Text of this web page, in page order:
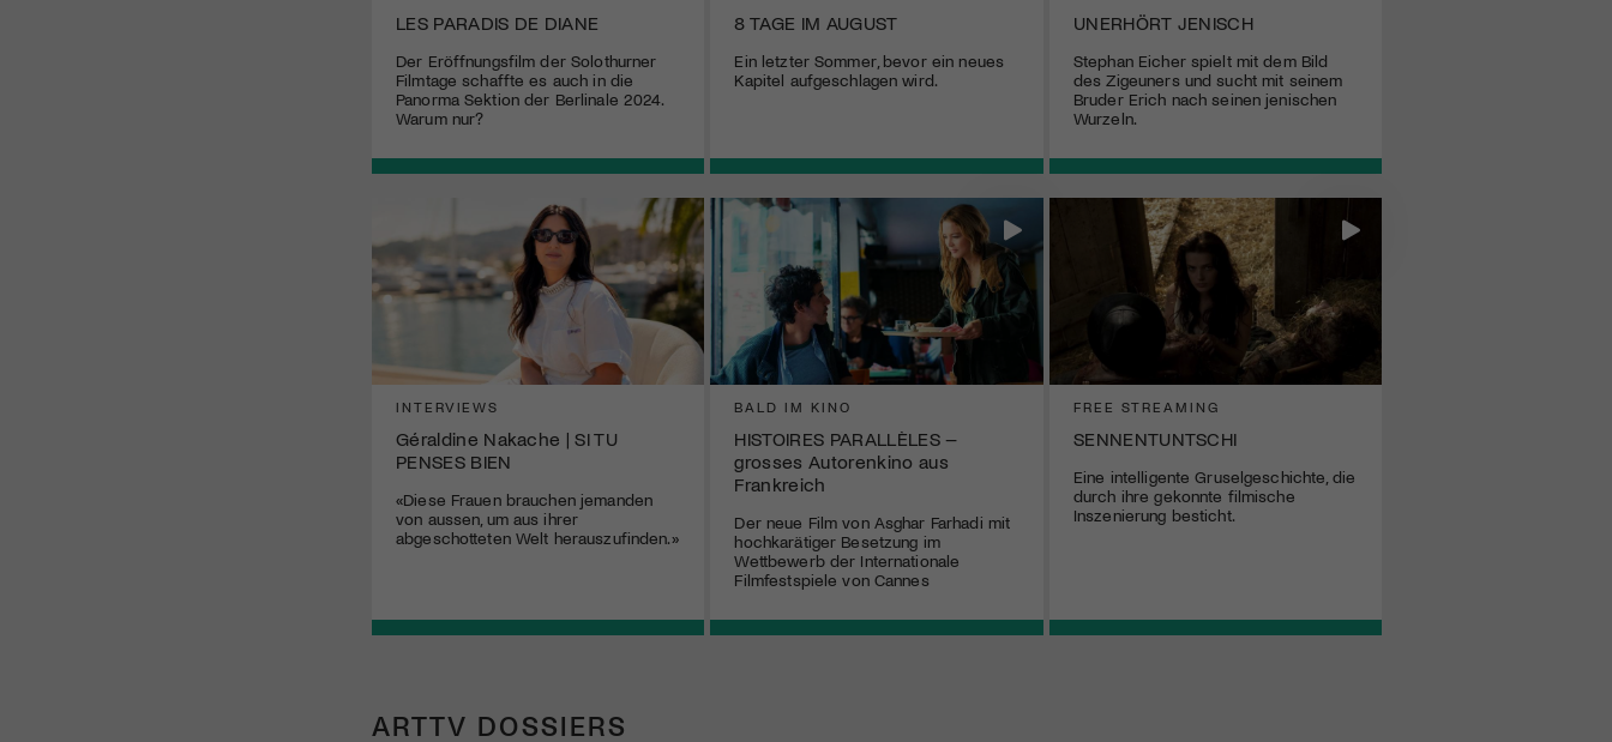
LES PARADIS DE DIANE
Der Eröffnungsfilm der Solothurner
Filmtage schaffte es auch in die
Panorma Sektion der Berlinale 2024.
Warum nur?
8 TAGE IM AUGUST
Ein letzter Sommer, bevor ein neues
Kapitel aufgeschlagen wird.
UNERHÖRT JENISCH
Stephan Eicher spielt mit dem Bild
des Zigeuners und sucht mit seinem
Bruder Erich nach seinen jenischen
Wurzeln.
INTERVIEWS
Géraldine Nakache | SI TU
PENSES BIEN
«Diese Frauen brauchen jemanden
von aussen, um aus ihrer
abgeschotteten Welt herauszufinden.»
BALD IM KINO
HISTOIRES PARALLÈLES –
grosses Autorenkino aus
Frankreich
Der neue Film von Asghar Farhadi mit
hochkarätiger Besetzung im
Wettbewerb der Internationale
Filmfestspiele von Cannes
FREE STREAMING
SENNENTUNTSCHI
Eine intelligente Gruselgeschichte, die
durch ihre gekonnte filmische
Inszenierung besticht.
ARTTV DOSSIERS